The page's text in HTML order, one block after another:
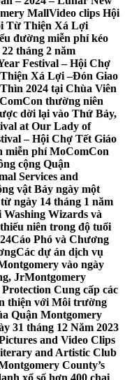
MallVideo clips Hội
Từ Thiện Xá Lợi
đường miễn phí kéo
tháng 2 năm
Festival – Hội Chợ
Xá Lợi –Đón Giao
2024 tại Chùa Viên
thường niên
dời lại vào Thứ Bảy,
at Our Lady of
– Hội Chợ Tết Giáo
miễn phí MoComCon
cộng Quận
Services and
vật Bảy ngày một
ngày 14 tháng 1 năm
Wizards và
niên trong độ tuổi
Cáo Phó và Chương
Các dự án dịch vụ
vào ngày
JrMontgomery
Cung cấp các
thiện với Môi trường
Quận Montgomery
31 tháng 12 Năm 2023
and Video Clips
and Artistic Club
County’s
xổ số hơn 400 chai